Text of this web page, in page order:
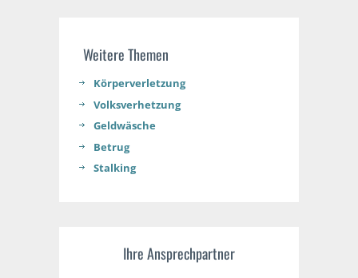
Weitere Themen
Körperverletzung
Volksverhetzung
Geldwäsche
Betrug
Stalking
Ihre Ansprechpartner